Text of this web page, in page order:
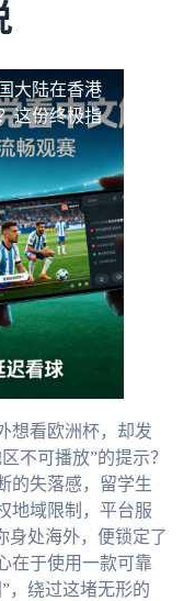
大陆在香港
这份终极指
想看欧洲杯，却发
不可播放”的提示？
的失落感，留学生
地域限制，平台服
身处海外，便锁定了
在于使用一款可靠
，绕过这堵无形的